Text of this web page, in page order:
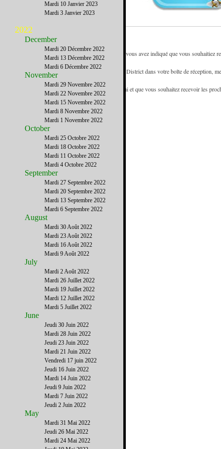
- Vous recevez la newsletter de French District car vous avez indiqué que vous souhaitiez
référence des francophones de New York.
- Pour être certain de recevoir les emails de French District dans votre boîte de réception,
d'adresses.
- Si vous recevez cette newsletter de la part d'un ami et que vous souhaitez recevoir les
www.FrenchDistrict.comgratuitement.
Mardi 10 Janvier 2023
Mardi 3 Janvier 2023
2022
December
Mardi 20 Décembre 2022
Mardi 13 Décembre 2022
Mardi 6 Décembre 2022
November
Mardi 29 Novembre 2022
Mardi 22 Novembre 2022
Mardi 15 Novembre 2022
Mardi 8 Novembre 2022
Mardi 1 Novembre 2022
October
Mardi 25 Octobre 2022
Mardi 18 Octobre 2022
Mardi 11 Octobre 2022
Mardi 4 Octobre 2022
September
Mardi 27 Septembre 2022
Mardi 20 Septembre 2022
Mardi 13 Septembre 2022
Mardi 6 Septembre 2022
August
Mardi 30 Août 2022
Mardi 23 Août 2022
Mardi 16 Août 2022
Mardi 9 Août 2022
July
Mardi 2 Août 2022
Mardi 26 Juillet 2022
Mardi 19 Juillet 2022
Mardi 12 Juillet 2022
Mardi 5 Juillet 2022
June
Jeudi 30 Juin 2022
Mardi 28 Juin 2022
Jeudi 23 Juin 2022
Mardi 21 Juin 2022
Vendredi 17 juin 2022
Jeudi 16 Juin 2022
Mardi 14 Juin 2022
Jeudi 9 Juin 2022
Mardi 7 Juin 2022
Jeudi 2 Juin 2022
May
Mardi 31 Mai 2022
Jeudi 26 Mai 2022
Mardi 24 Mai 2022